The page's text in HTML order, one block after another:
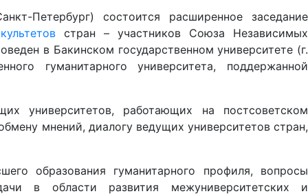
Петербург) состоится расширенное заседание
стран – участников Союза Независимых
в Бакинском государственном университете (г.
гуманитарного университета, поддержанной
университетов, работающих на постсоветском
мнений, диалогу ведущих университетов стран,
образования гуманитарного профиля, вопросы
в области развития межуниверситетских и